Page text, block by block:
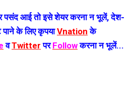
पसंद आई तो इसे शेयर करना न भूलें, देश-
के लिए कृपयाVnation के
वTwitter परFollowकरना न भूलें...